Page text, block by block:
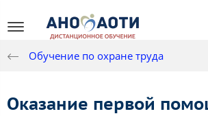
Обучение по охране труда
Оказание первой